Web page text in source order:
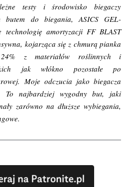
testy i środowisko biegaczy
butem do biegania, ASICS GEL-
technologię amortyzacji FF BLAST
kojarząca się z chmurą pianka
z materiałów roślinnych i
jak włókno pozostałe po
Moje odczucia jako biegacza
To najbardziej wygodny but, jaki
zarówno na dłuższe wybiegania,